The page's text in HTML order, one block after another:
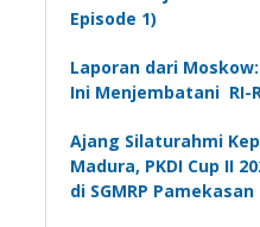
Episode 1)
Laporan dari
Ini Menjembatani RI-
Ajang Silaturahmi
Madura, PKDI Cup II
di SGMRP Pamekasan